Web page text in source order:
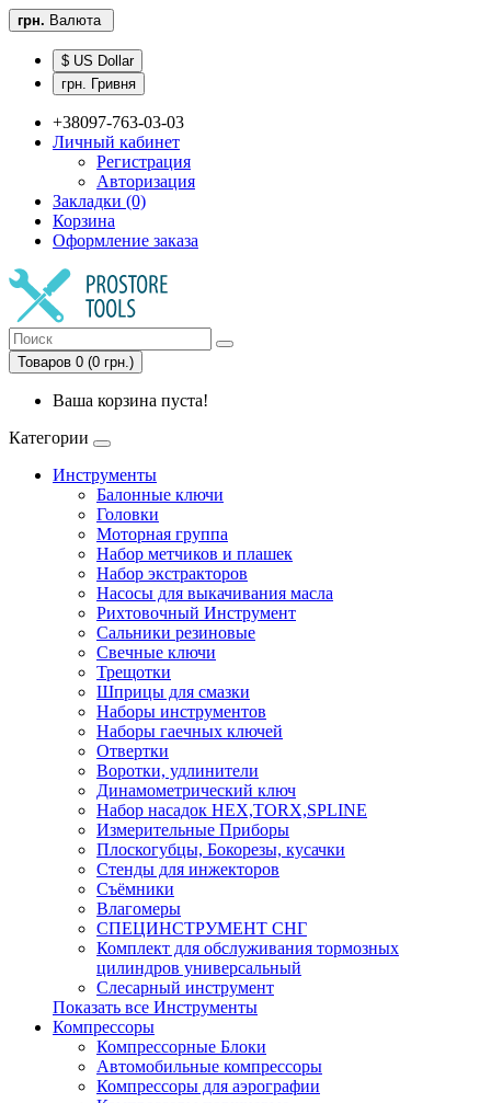
грн. Валюта
$ US Dollar
грн. Гривня
+38097-763-03-03
Личный кабинет
Регистрация
Авторизация
Закладки (0)
Корзина
Оформление заказа
Товаров 0 (0 грн.)
Ваша корзина пуста!
Категории
Инструменты
Балонные ключи
Головки
Моторная группа
Набор метчиков и плашек
Набор экстракторов
Насосы для выкачивания масла
Рихтовочный Инструмент
Сальники резиновые
Свечные ключи
Трещотки
Шприцы для смазки
Наборы инструментов
Наборы гаечных ключей
Отвертки
Воротки, удлинители
Динамометрический ключ
Набор насадок HEX,TORX,SPLINE
Измерительные Приборы
Плоскогубцы, Бокорезы, кусачки
Стенды для инжекторов
Съёмники
Влагомеры
СПЕЦИНСТРУМЕНТ СНГ
Комплект для обслуживания тормозных
цилиндров универсальный
Слесарный инструмент
Показать все Инструменты
Компрессоры
Компрессорные Блоки
Автомобильные компрессоры
Компрессоры для аэрографии